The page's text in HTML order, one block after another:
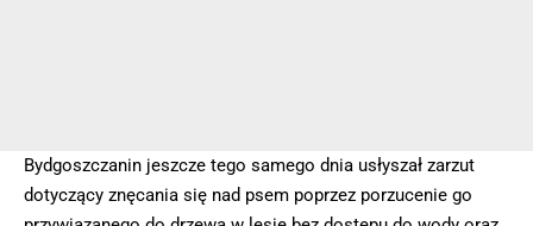
Bydgoszczanin jeszcze tego samego dnia usłyszał zarzut
dotyczący znęcania się nad psem poprzez porzucenie go